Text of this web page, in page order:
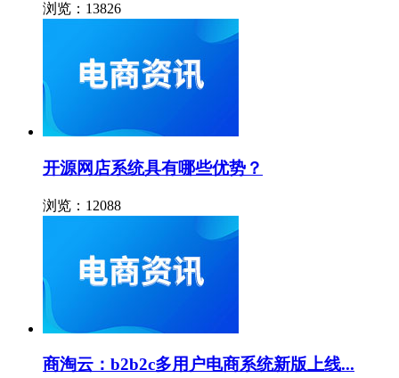
浏览：13826
开源网店系统具有哪些优势？
浏览：12088
商淘云：b2b2c多用户电商系统新版上线...